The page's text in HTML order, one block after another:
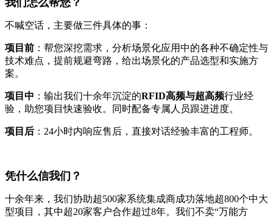
不喊空话，主要做三件具体的事：
项目前 ：帮您深挖需求，分析场景化应用中的各种不确定性与
技术难点，提前规避弯路，给出场景化的产品选型和实施方
案。
项目中 ：输出我们十余年沉淀的RFID高频与超高频行业经
验，助您项目快速验收。同时配备专属人员跟进进度。
项目后 ：24小时内响应售后，直接对话经验丰富的工程师。
凭什么信我们？
十余年来，我们协助超500家系统集成商成功落地超800个中大
型项目，其中超20家客户合作超过8年。我们不卖“万能方